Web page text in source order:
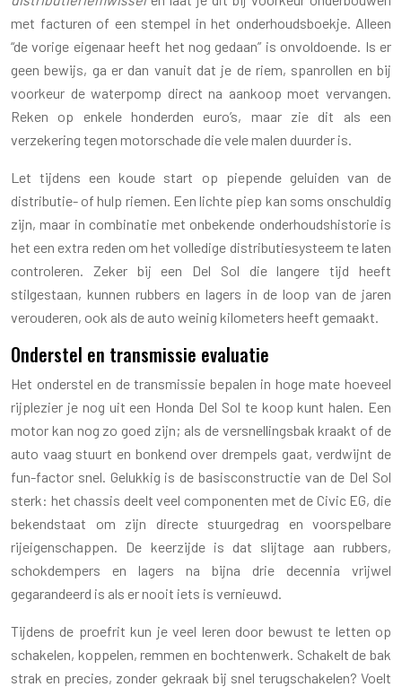
met facturen of een stempel in het onderhoudsboekje. Alleen
“de vorige eigenaar heeft het nog gedaan” is onvoldoende. Is er
geen bewijs, ga er dan vanuit dat je de riem, spanrollen en bij
voorkeur de waterpomp direct na aankoop moet vervangen.
Reken op enkele honderden euro’s, maar zie dit als een
verzekering tegen motorschade die vele malen duurder is.
Let tijdens een koude start op piepende geluiden van de
distributie- of hulp riemen. Een lichte piep kan soms onschuldig
zijn, maar in combinatie met onbekende onderhoudshistorie is
het een extra reden om het volledige distributiesysteem te laten
controleren. Zeker bij een Del Sol die langere tijd heeft
stilgestaan, kunnen rubbers en lagers in de loop van de jaren
verouderen, ook als de auto weinig kilometers heeft gemaakt.
Onderstel en transmissie evaluatie
Het onderstel en de transmissie bepalen in hoge mate hoeveel
rijplezier je nog uit een Honda Del Sol te koop kunt halen. Een
motor kan nog zo goed zijn; als de versnellingsbak kraakt of de
auto vaag stuurt en bonkend over drempels gaat, verdwijnt de
fun-factor snel. Gelukkig is de basisconstructie van de Del Sol
sterk: het chassis deelt veel componenten met de Civic EG, die
bekendstaat om zijn directe stuurgedrag en voorspelbare
rijeigenschappen. De keerzijde is dat slijtage aan rubbers,
schokdempers en lagers na bijna drie decennia vrijwel
gegarandeerd is als er nooit iets is vernieuwd.
Tijdens de proefrit kun je veel leren door bewust te letten op
schakelen, koppelen, remmen en bochtenwerk. Schakelt de bak
strak en precies, zonder gekraak bij snel terugschakelen? Voelt